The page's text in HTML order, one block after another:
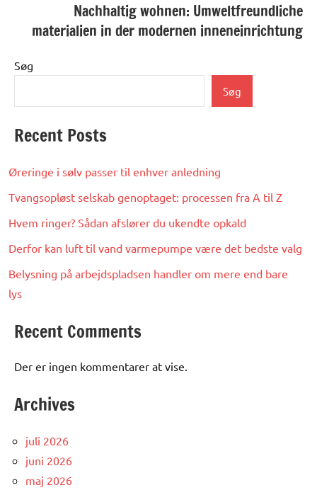
Nachhaltig wohnen: Umweltfreundliche
materialien in der modernen inneneinrichtung
Søg
Søg
Recent Posts
Øreringe i sølv passer til enhver anledning
Tvangsopløst selskab genoptaget: processen fra A til Z
Hvem ringer? Sådan afslører du ukendte opkald
Derfor kan luft til vand varmepumpe være det bedste valg
Belysning på arbejdspladsen handler om mere end bare
lys
Recent Comments
Der er ingen kommentarer at vise.
Archives
juli 2026
juni 2026
maj 2026